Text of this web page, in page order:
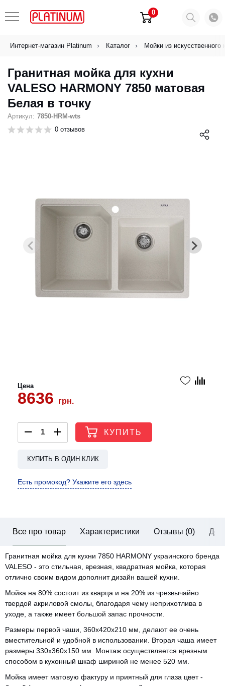
0
Интернет-магазин Platinum Каталог Мойки из искусственного
Гранитная мойка для кухни
VALESO HARMONY 7850 матовая
Белая в точку
Артикул: 7850-HRM-wts
0 отзывов
Цена
8636 грн.
КУПИТЬ
КУПИТЬ В ОДИН КЛИК
Есть промокод? Укажите его здесь
Все про товар Характеристики Отзывы (0)
Гранитная мойка для кухни 7850 HARMONY украинского бренда
VALESO - это стильная, врезная, квадратная мойка, которая
отлично своим видом дополнит дизайн вашей кухни.
Мойка на 80% состоит из кварца и на 20% из чрезвычайно
твердой акриловой смолы, благодаря чему неприхотлива в
уходе, а также имеет большой запас прочности.
Размеры первой чаши, 360х420х210 мм, делают ее очень
вместительной и удобной в использовании. Вторая чаша имеет
размеры 330х360х150 мм. Монтаж осуществляется врезным
способом в кухонный шкаф шириной не менее 520 мм.
Мойка имеет матовую фактуру и приятный для глаза цвет -